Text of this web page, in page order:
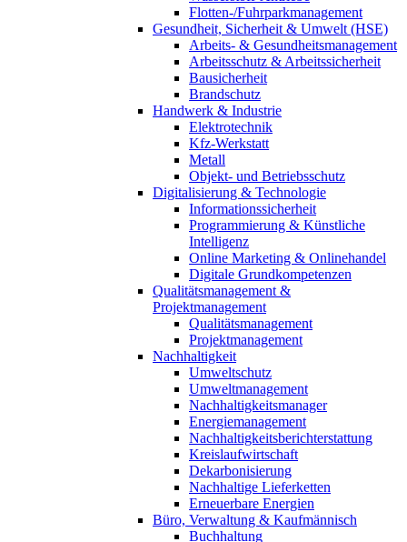
Flotten-/Fuhrparkmanagement
Gesundheit, Sicherheit & Umwelt (HSE)
Arbeits- & Gesundheitsmanagement
Arbeitsschutz & Arbeitssicherheit
Bausicherheit
Brandschutz
Handwerk & Industrie
Elektrotechnik
Kfz-Werkstatt
Metall
Objekt- und Betriebsschutz
Digitalisierung & Technologie
Informationssicherheit
Programmierung & Künstliche
Intelligenz
Online Marketing & Onlinehandel
Digitale Grundkompetenzen
Qualitätsmanagement &
Projektmanagement
Qualitätsmanagement
Projektmanagement
Nachhaltigkeit
Umweltschutz
Umweltmanagement
Nachhaltigkeitsmanager
Energiemanagement
Nachhaltigkeitsberichterstattung
Kreislaufwirtschaft
Dekarbonisierung
Nachhaltige Lieferketten
Erneuerbare Energien
Büro, Verwaltung & Kaufmännisch
Buchhaltung